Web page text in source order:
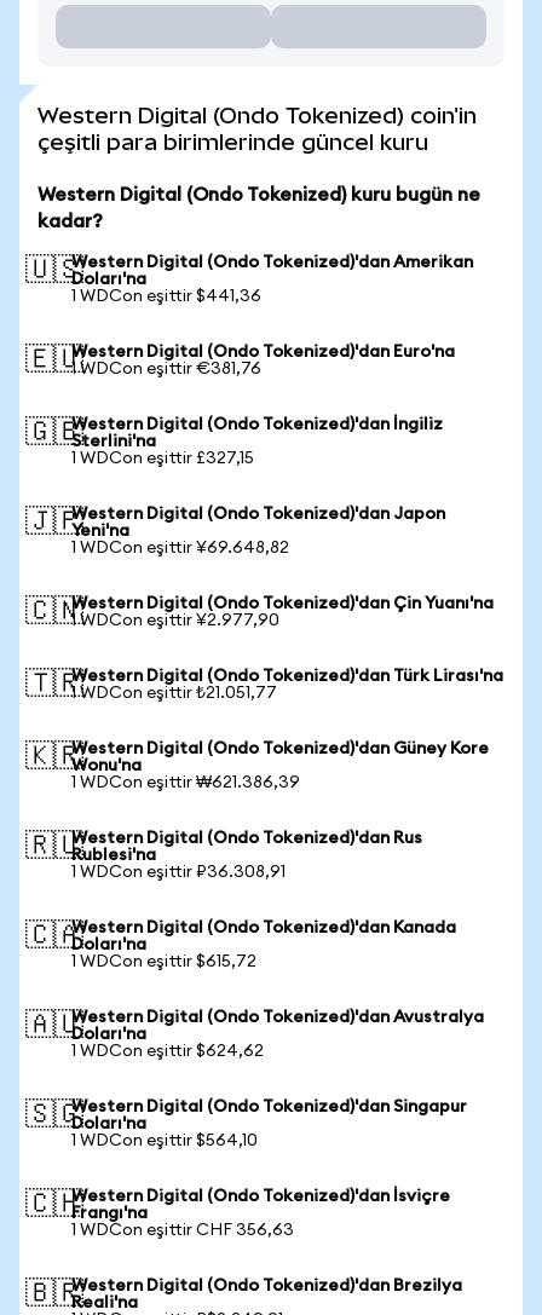
Western Digital (Ondo Tokenized) coin'in
çeşitli para birimlerinde güncel kuru
Western Digital (Ondo Tokenized) kuru bugün ne
kadar?
🇺🇸Western Digital (Ondo Tokenized)'dan Amerikan
Doları'na
1 WDCon eşittir $441,36
🇪🇺Western Digital (Ondo Tokenized)'dan Euro'na
1 WDCon eşittir €381,76
🇬🇧Western Digital (Ondo Tokenized)'dan İngiliz
Sterlini'na
1 WDCon eşittir £327,15
🇯🇵Western Digital (Ondo Tokenized)'dan Japon
Yeni'na
1 WDCon eşittir ¥69.648,82
🇨🇳Western Digital (Ondo Tokenized)'dan Çin Yuanı'na
1 WDCon eşittir ¥2.977,90
🇹🇷Western Digital (Ondo Tokenized)'dan Türk Lirası'na
1 WDCon eşittir ₺21.051,77
🇰🇷Western Digital (Ondo Tokenized)'dan Güney Kore
Wonu'na
1 WDCon eşittir ₩621.386,39
🇷🇺Western Digital (Ondo Tokenized)'dan Rus
Rublesi'na
1 WDCon eşittir ₽36.308,91
🇨🇦Western Digital (Ondo Tokenized)'dan Kanada
Doları'na
1 WDCon eşittir $615,72
🇦🇺Western Digital (Ondo Tokenized)'dan Avustralya
Doları'na
1 WDCon eşittir $624,62
🇸🇬Western Digital (Ondo Tokenized)'dan Singapur
Doları'na
1 WDCon eşittir $564,10
🇨🇭Western Digital (Ondo Tokenized)'dan İsviçre
Frangı'na
1 WDCon eşittir CHF 356,63
🇧🇷Western Digital (Ondo Tokenized)'dan Brezilya
Reali'na